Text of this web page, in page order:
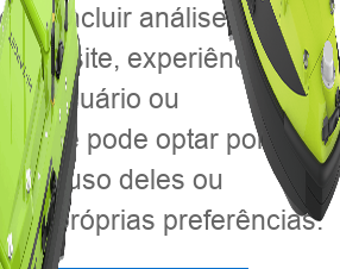
incluir análise de
do site, experiência
do usuário ou
Você pode optar por
o uso deles ou
próprias preferências.